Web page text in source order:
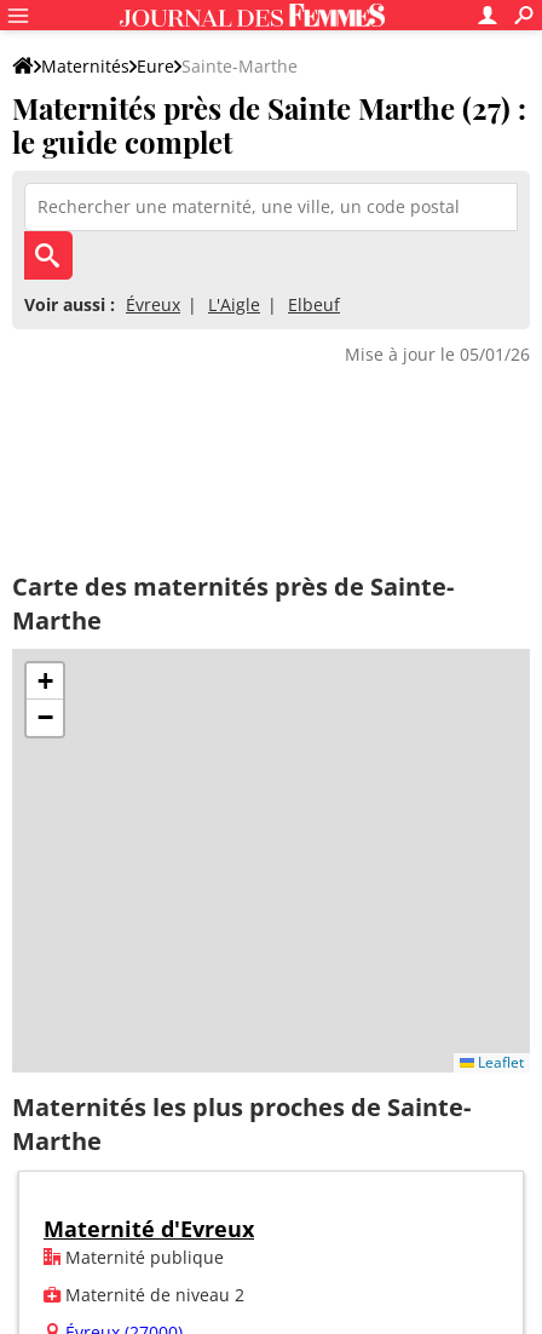
Maternités Eure Sainte-Marthe
Maternités près de Sainte Marthe (27) :
le guide complet
Voir aussi : Évreux L'Aigle Elbeuf
Mise à jour le 05/01/26
Carte des maternités près de Sainte-
Marthe
+
−
Leaflet
Maternités les plus proches de Sainte-
Marthe
Maternité d'Evreux
Maternité publique
Maternité de niveau 2